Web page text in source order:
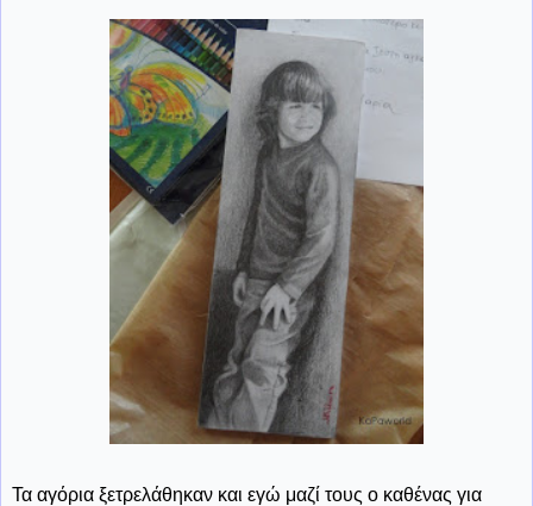
Τα αγόρια ξετρελάθηκαν και εγώ μαζί τους ο καθένας για